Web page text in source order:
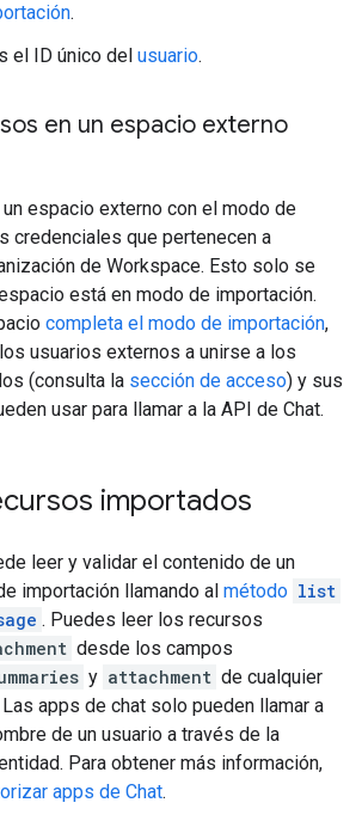
.
el ID único del usuario.
en un espacio externo
espacio externo con el modo de
credenciales que pertenecen a
de Workspace. Esto solo se
está en modo de importación.
completa el modo de importación,
usuarios externos a unirse a los
(consulta la sección de acceso) y sus
usar para llamar a la API de Chat.
importados
leer y validar el contenido de un
importación llamando al método list
. Puedes leer los recursos
desde los campos
y attachment de cualquier
apps de chat solo pueden llamar a
de un usuario a través de la
Para obtener más información,
apps de Chat.